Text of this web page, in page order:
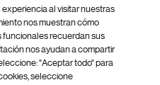
al visitar nuestras
nos muestran cómo
funcionales recuerdan sus
nos ayudan a compartir
"Aceptar todo" para
seleccione